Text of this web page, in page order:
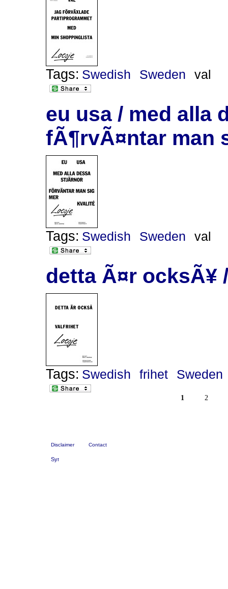
Tags: Swedish Sweden val
eu usa / med alla
fÃ¶rvÃ¤ntar man
Tags: Swedish Sweden val
detta Ã¤r ocksÃ¥
Tags: Swedish frihet Sweden
1 2
Disclaimer Contact